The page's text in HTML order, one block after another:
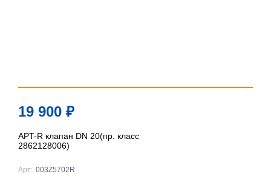
19 900 ₽
APT-R клапан DN 20(пр. класс
2862128006)
Арт: 003Z5702R